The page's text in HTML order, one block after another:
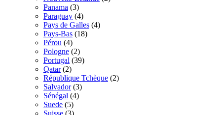
Panama (3)
Paraguay (4)
Pays de Galles (4)
Pays-Bas (18)
Pérou (4)
Pologne (2)
Portugal (39)
Qatar (2)
République Tchèque (2)
Salvador (3)
Sénégal (4)
Suede (5)
Suisse (3)